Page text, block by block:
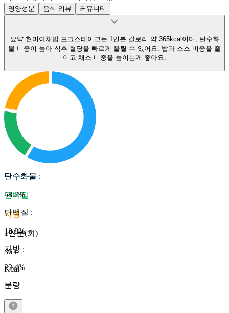
영양성분 음식 리뷰 커뮤니티
요약 현미야채밥 포크스테이크는 1인분 칼로리 약 365kcal이며, 탄수화
물 비중이 높아 식후 혈당을 빠르게 올릴 수 있어요. 밥과 소스 비중을 줄
이고 채소 비중을 높이는게 좋아요.
탄수화물
단백질
지방
1인분(회)
365
Kcal
탄수화물 :
58.7%
단백질 :
18.8%
지방 :
22.4%
분량